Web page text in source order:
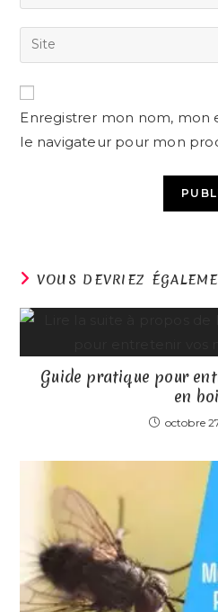
Enregistrer mon nom, mon
le navigateur pour mon
VOUS DEVRIEZ
Guide pratique pour
en
octobre